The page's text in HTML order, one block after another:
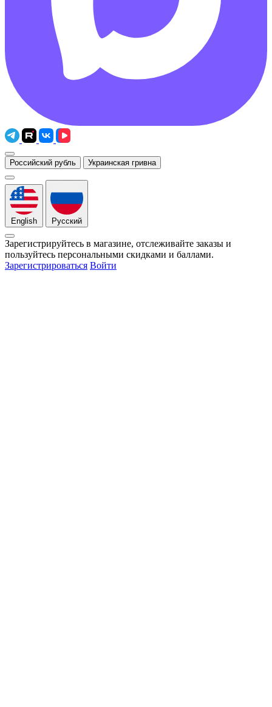
Российский рубль Украинская гривна
English Русский
Зарегистрируйтесь в магазине, отслеживайте заказы и
пользуйтесь персональными скидками и баллами.
Зарегистрироваться Войти